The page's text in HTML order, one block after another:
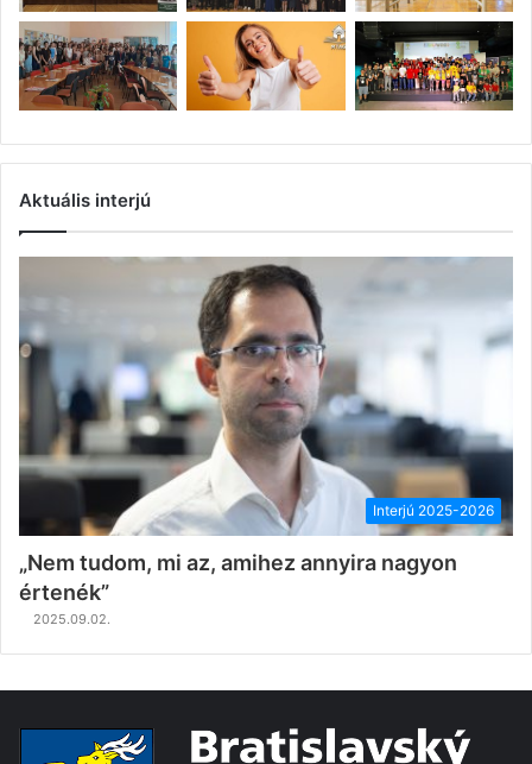
Aktuális interjú
Interjú 2025-2026
„Nem tudom, mi az, amihez annyira nagyon
értenék”
2025.09.02.